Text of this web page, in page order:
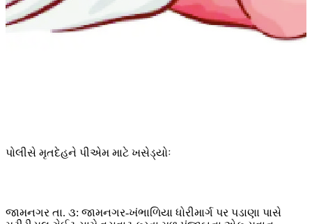
પોલીસે મૃતદેહને પીએમ માટે ખસેડ્યોઃ
જામનગર તા. ૩: જામનગર-ખંભાળિયા ધોરીમાર્ગ પર પડાણા પાસે